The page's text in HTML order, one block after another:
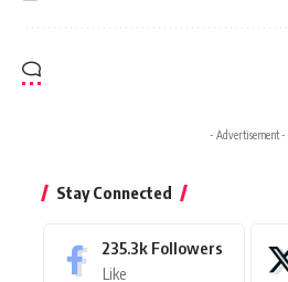
- Advertisement -
Stay Connected
235.3k Followers
Like